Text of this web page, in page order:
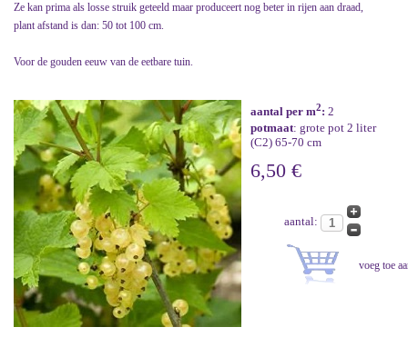
Ze kan prima als losse struik geteeld maar produceert nog beter in rijen aan draad,
plant afstand is dan: 50 tot 100 cm.
Voor de gouden eeuw van de eetbare tuin.
aantal per m2: 2
potmaat: grote pot 2 liter
(C2) 65-70 cm
6,50 €
aantal: